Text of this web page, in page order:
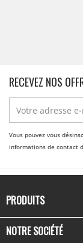
RECEVEZ NOS
Vous pouvez vous
informations de contact
PRODUITS
NOTRE SOCIÉTÉ